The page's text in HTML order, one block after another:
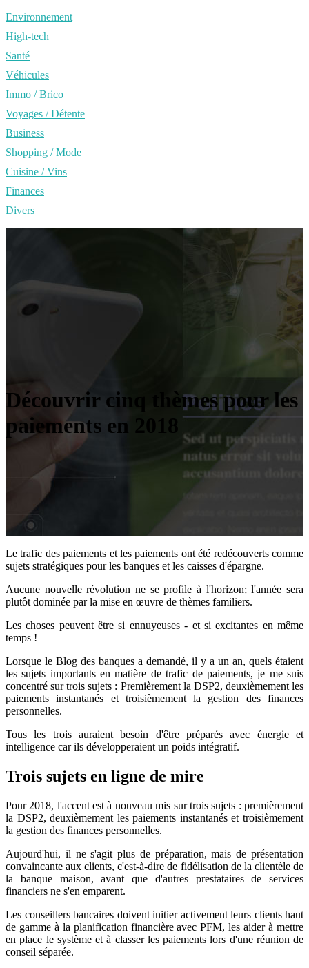
Environnement
High-tech
Santé
Véhicules
Immo / Brico
Voyages / Détente
Business
Shopping / Mode
Cuisine / Vins
Finances
Divers
Découvrir cinq thèmes pour les
paiements en 2018
Le trafic des paiements et les paiements ont été redécouverts comme
sujets stratégiques pour les banques et les caisses d'épargne.
Aucune nouvelle révolution ne se profile à l'horizon; l'année sera
plutôt dominée par la mise en œuvre de thèmes familiers.
Les choses peuvent être si ennuyeuses - et si excitantes en même
temps !
Lorsque le Blog des banques a demandé, il y a un an, quels étaient
les sujets importants en matière de trafic de paiements, je me suis
concentré sur trois sujets : Premièrement la DSP2, deuxièmement les
paiements instantanés et troisièmement la gestion des finances
personnelles.
Tous les trois auraient besoin d'être préparés avec énergie et
intelligence car ils développeraient un poids intégratif.
Trois sujets en ligne de mire
Pour 2018, l'accent est à nouveau mis sur trois sujets : premièrement
la DSP2, deuxièmement les paiements instantanés et troisièmement
la gestion des finances personnelles.
Aujourd'hui, il ne s'agit plus de préparation, mais de présentation
convaincante aux clients, c'est-à-dire de fidélisation de la clientèle de
la banque maison, avant que d'autres prestataires de services
financiers ne s'en emparent.
Les conseillers bancaires doivent initier activement leurs clients haut
de gamme à la planification financière avec PFM, les aider à mettre
en place le système et à classer les paiements lors d'une réunion de
conseil séparée.